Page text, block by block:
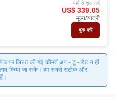
यहाँ से शुरू करें
US$ 339.05
मूल्य/यात्री
बुक करें
पर लिस्ट की गई कीमतें अप - टू - डेट न हों
किया जा सके। हम सबसे सटीक और